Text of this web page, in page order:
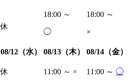
休
18:00 ～
◯
18:00 ～
×
08/12（水） 08/13（木） 08/14（金）
休 11:00 ～ × 11:00 ～ ◯